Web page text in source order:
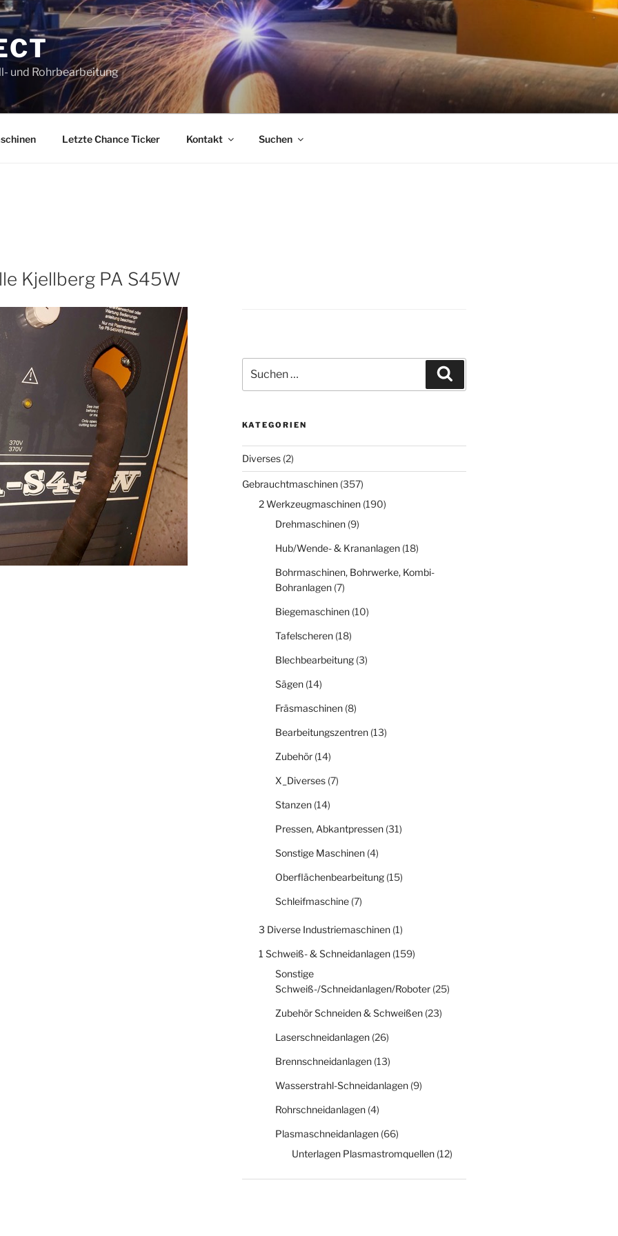
und Rohrbearbeitung
Letzte Chance Ticker Kontakt Suchen
Kjellberg PA S45W
nach:
KATEGORIEN
Diverses(2)
Gebrauchtmaschinen(357)
2 Werkzeugmaschinen(190)
Drehmaschinen(9)
Hub/Wende- & Krananlagen(18)
Bohrmaschinen, Bohrwerke, Kombi-
Bohranlagen(7)
Biegemaschinen(10)
Tafelscheren(18)
Blechbearbeitung(3)
Sägen(14)
Fräsmaschinen(8)
Bearbeitungszentren(13)
Zubehör(14)
X_Diverses(7)
Stanzen(14)
Pressen, Abkantpressen(31)
Sonstige Maschinen(4)
Oberflächenbearbeitung(15)
Schleifmaschine(7)
3 Diverse Industriemaschinen(1)
1 Schweiß- & Schneidanlagen(159)
Sonstige
Schweiß-/Schneidanlagen/Roboter(25)
Zubehör Schneiden & Schweißen(23)
Laserschneidanlagen(26)
Brennschneidanlagen(13)
Wasserstrahl-Schneidanlagen(9)
Rohrschneidanlagen(4)
Plasmaschneidanlagen(66)
Unterlagen Plasmastromquellen(12)